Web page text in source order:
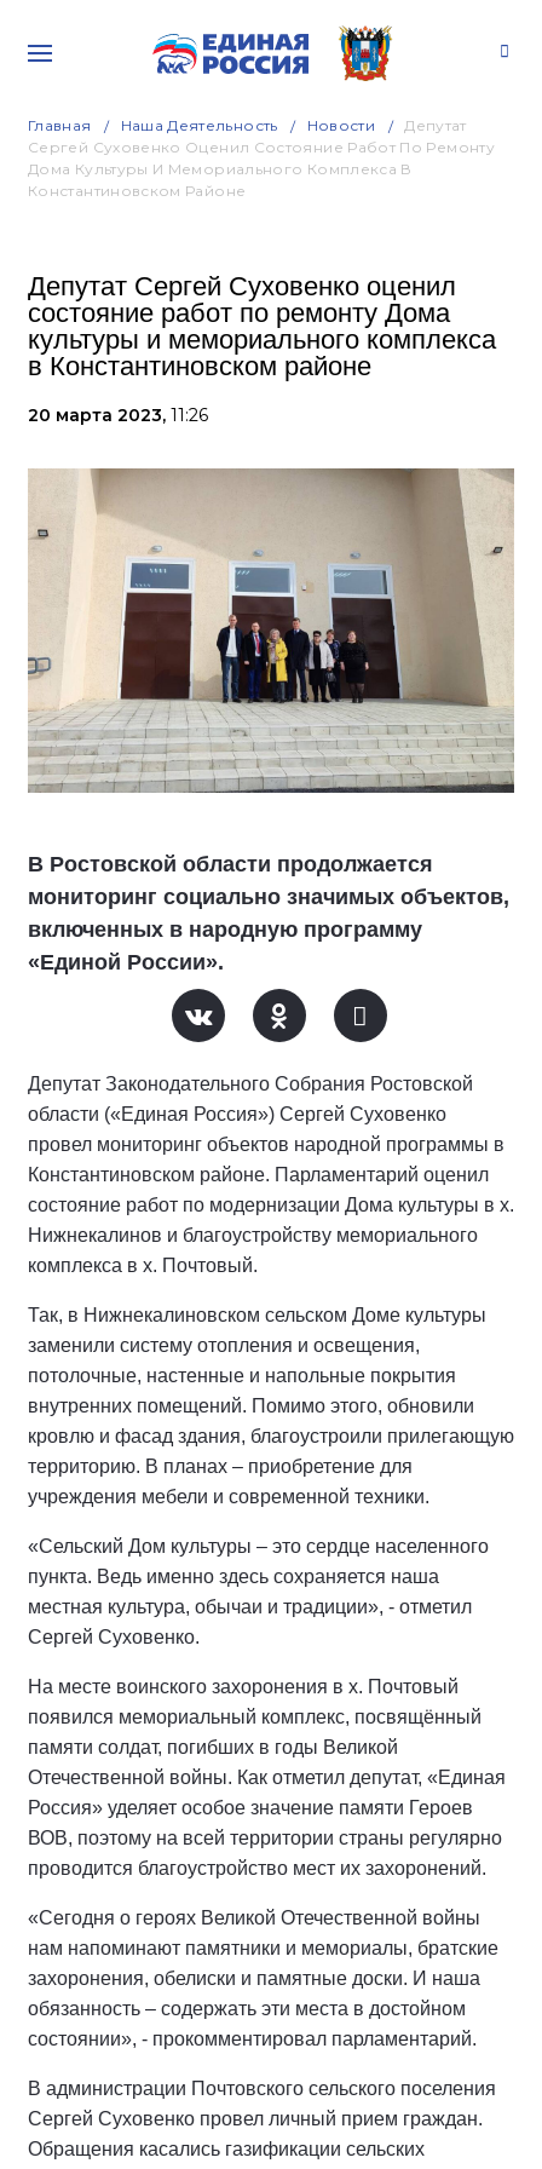
Главная Наша Деятельность Новости
Депутат
Сергей Суховенко Оценил Состояние Работ По Ремонту
Дома Культуры И Мемориального Комплекса В
Константиновском Районе
Депутат Сергей Суховенко оценил
состояние работ по ремонту Дома
культуры и мемориального комплекса
в Константиновском районе
20 марта 2023, 11:26
В Ростовской области продолжается
мониторинг социально значимых объектов,
включенных в народную программу
«Единой России».
Депутат Законодательного Собрания Ростовской
области («Единая Россия») Сергей Суховенко
провел мониторинг объектов народной программы в
Константиновском районе. Парламентарий оценил
состояние работ по модернизации Дома культуры в х.
Нижнекалинов и благоустройству мемориального
комплекса в х. Почтовый.
Так, в Нижнекалиновском сельском Доме культуры
заменили систему отопления и освещения,
потолочные, настенные и напольные покрытия
внутренних помещений. Помимо этого, обновили
кровлю и фасад здания, благоустроили прилегающую
территорию. В планах – приобретение для
учреждения мебели и современной техники.
«Сельский Дом культуры – это сердце населенного
пункта. Ведь именно здесь сохраняется наша
местная культура, обычаи и традиции», - отметил
Сергей Суховенко.
На месте воинского захоронения в х. Почтовый
появился мемориальный комплекс, посвящённый
памяти солдат, погибших в годы Великой
Отечественной войны. Как отметил депутат, «Единая
Россия» уделяет особое значение памяти Героев
ВОВ, поэтому на всей территории страны регулярно
проводится благоустройство мест их захоронений.
«Сегодня о героях Великой Отечественной войны
нам напоминают памятники и мемориалы, братские
захоронения, обелиски и памятные доски. И наша
обязанность – содержать эти места в достойном
состоянии», - прокомментировал парламентарий.
В администрации Почтовского сельского поселения
Сергей Суховенко провел личный прием граждан.
Обращения касались газификации сельских